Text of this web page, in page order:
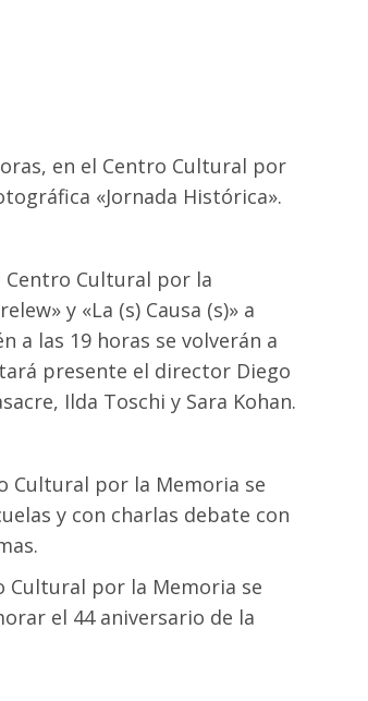
en el Centro Cultural por
«Jornada Histórica».
Centro Cultural por la
y «La (s) Causa (s)» a
a las 19 horas se volverán a
presente el director Diego
Ilda Toschi y Sara Kohan.
Cultural por la Memoria se
y con charlas debate con
Cultural por la Memoria se
el 44 aniversario de la